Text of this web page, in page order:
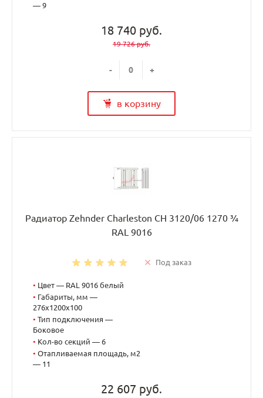
— 9
18 740 руб.
19 726 руб.
- +
в корзину
Радиатор Zehnder Charleston CH 3120/06 1270 ¾
RAL 9016
Под заказ
• Цвет — RAL 9016 белый
• Габариты, мм —
276x1200x100
• Тип подключения —
Боковое
• Кол-во секций — 6
• Отапливаемая площадь, м2
— 11
22 607 руб.